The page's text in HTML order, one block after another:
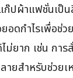
ก๊ปผ้าแฟชั่นเป็
อดกำไรเพื่อช่ว
ม่ยาก เช่น กา
ยสำหรับช่วย